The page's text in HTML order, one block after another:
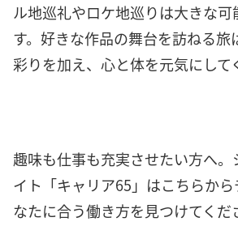
ル地巡礼やロケ地巡りは大きな可
す。好きな作品の舞台を訪ねる旅
彩りを加え、心と体を元気にして
趣味も仕事も充実させたい方へ
イト「キャリア65」はこちらか
なたに合う働き方を見つけてくだ